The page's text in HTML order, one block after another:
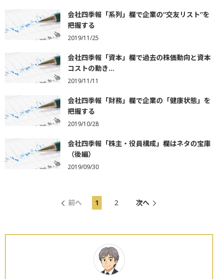
会社四季報「系列」欄で企業の“交友リスト”を
把握する
2019/11/25
会社四季報「資本」欄で過去の株価動向と資本
コストの動き...
2019/11/11
会社四季報「財務」欄で企業の「健康状態」を
把握する
2019/10/28
会社四季報「株主・役員構成」欄はネタの宝庫
（後編）
2019/09/30
前へ 1 2 次へ